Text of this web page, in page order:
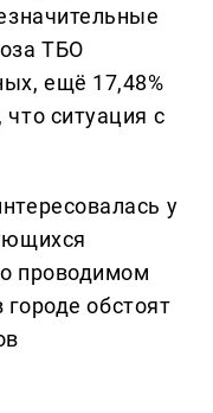
ТБО
ещё 17,48%
ситуация с
у
проводимом
городе обстоят